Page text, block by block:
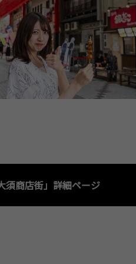
須商店街」詳細ページ